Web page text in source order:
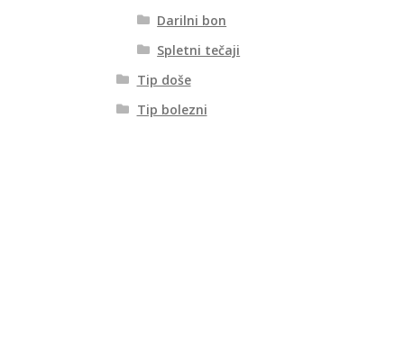
Darilni bon
Spletni tečaji
Tip doše
Tip bolezni